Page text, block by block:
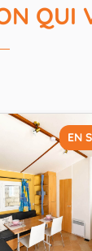
QUI
EN